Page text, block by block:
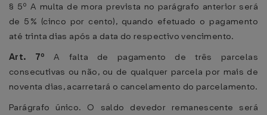
§ 5º A multa de mora prevista no parágrafo anterior será
de 5% (cinco por cento), quando efetuado o pagamento
até trinta dias após a data do respectivo vencimento.
Art. 7º A falta de pagamento de três parcelas
consecutivas ou não, ou de qualquer parcela por mais de
noventa dias, acarretará o cancelamento do parcelamento.
Parágrafo único. O saldo devedor remanescente será